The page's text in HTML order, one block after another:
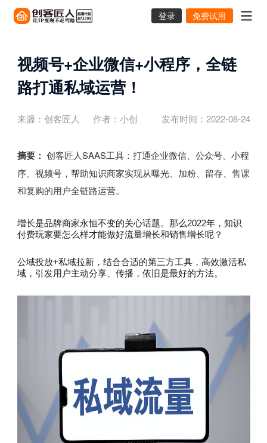
登录 免费试用
视频号+企业微信+小程序，全链
路打通私域运营！
来源：创客匠人 作者：小创 发布时间：2022-08-24
摘要： 创客匠人SAAS工具：打通企业微信、公众号、小程
序、视频号，帮助知识商家实现从曝光、加粉、留存、售课
和复购的用户全链路运营。
增长是品牌商家永恒不变的关心话题。那么2022年，知识
付费玩家要怎么样才能做好流量增长和销售增长呢？
公域投放+私域拉新，结合合适的第三方工具，高效激活私
域，引发用户主动分享、传播，依旧是最好的方法。